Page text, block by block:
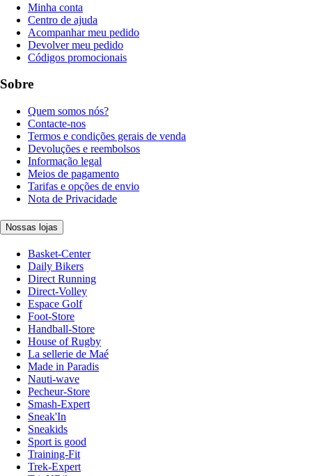
Minha conta
Centro de ajuda
Acompanhar meu pedido
Devolver meu pedido
Códigos promocionais
Sobre
Quem somos nós?
Contacte-nos
Termos e condições gerais de venda
Devoluções e reembolsos
Informação legal
Meios de pagamento
Tarifas e opções de envio
Nota de Privacidade
Nossas lojas
Basket-Center
Daily Bikers
Direct Running
Direct-Volley
Espace Golf
Foot-Store
Handball-Store
House of Rugby
La sellerie de Maé
Made in Paradis
Nauti-wave
Pecheur-Store
Smash-Expert
Sneak'In
Sneakids
Sport is good
Training-Fit
Trek-Expert